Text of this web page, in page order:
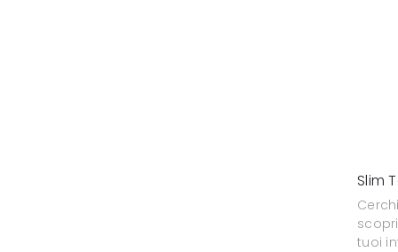
Slim
tuoi